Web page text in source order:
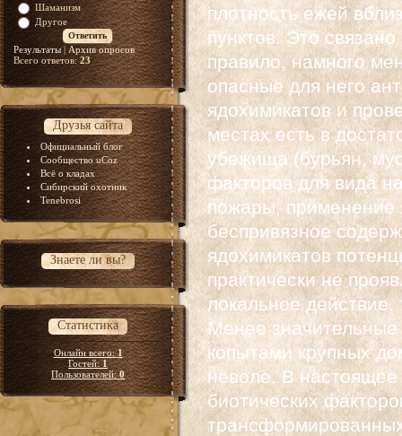
Шаманизм
Другое
Результаты | Архив опросов
Всего ответов:23
Друзья сайта
Официальный блог
Сообщество uCoz
Всё о кладах
Сибирский охотник
Tenebrosi
Знаете ли вы?
Статистика
Онлайн всего:1
Гостей:1
Пользователей:0
плотность ежей
пунктов. Это
правило, намного
опасные для него
ядохимикатов и
местах есть в
убежища (бурьян,
факторов для вида
пожары, применение
беспривязное
ядохимикатов
практически не
локальное
Менее
копытами крупных
неволе. В
биотических